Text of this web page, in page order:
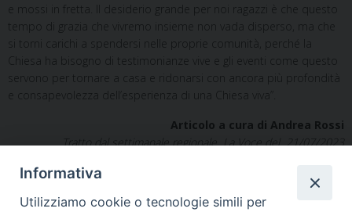
e mossi in fretta. Il desiderio grande per noi ragazzi è che questo
tempo di grazia che vivremo insieme non vada disperso, ma che
si torni carichi a spendersi nelle proprie comunità, perché la
Chiesa ha bisogno di testimonianze vive e gli eventi come questo
servono per tornare a casa e ridonarsi con ancora più profondità
e consapevolezza dell’esperienza di una Chiesa viva”.
Articolo a cura di Andrea Rossi
Informativa
Utilizziamo cookie o tecnologie simili per